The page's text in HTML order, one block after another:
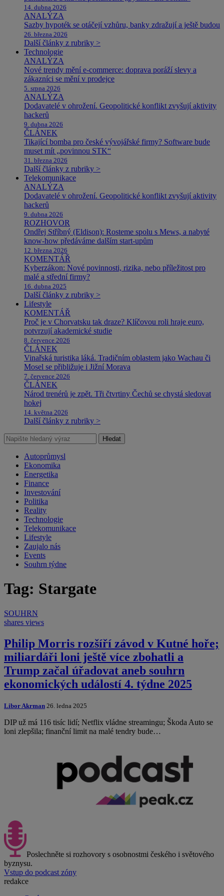
14. dubna 2026
ANALÝZA
Sazby hypoték se otáčejí vzhůru, banky zdražují a ještě budou
26. března 2026
Další články z rubriky >
Technologie
ANALÝZA
Nové trendy mění e-commerce: doprava poráží slevy a
zákazníci se mění v prodejce
5. srpna 2026
ANALÝZA
Dodavatelé v ohrožení. Geopolitické konflikt zvyšují aktivity
hackerů
9. dubna 2026
ČLÁNEK
Tikající bomba pro české vývojářské firmy? Software bude
muset mít „povinnou STK“
31. března 2026
Další články z rubriky >
Telekomunikace
ANALÝZA
Dodavatelé v ohrožení. Geopolitické konflikt zvyšují aktivity
hackerů
9. dubna 2026
ROZHOVOR
Ondřej Stříbný (Eldison): Rosteme spolu s Mews, a nabyté
know-how předáváme dalším start-upům
12. března 2026
KOMENTÁŘ
Kyberzákon: Nové povinnosti, rizika, nebo příležitost pro
malé a střední firmy?
16. dubna 2025
Další články z rubriky >
Lifestyle
KOMENTÁŘ
Proč je v Chorvatsku tak draze? Klíčovou roli hraje euro,
potvrzují akademické studie
8. července 2026
ČLÁNEK
Vinařská turistika láká. Tradičním oblastem jako Wachau či
Mosel se přibližuje i Jižní Morava
7. července 2026
ČLÁNEK
Národ trenérů je zpět. Tři čtvrtiny Čechů se chystá sledovat
hokej
14. května 2026
Další články z rubriky >
Hledat
Autoprůmysl
Ekonomika
Energetika
Finance
Investování
Politika
Reality
Technologie
Telekomunikace
Lifestyle
Zaujalo nás
Events
Souhrn týdne
Tag: Stargate
SOUHRN
shares views
Philip Morris rozšíří závod v Kutné hoře;
miliardáři loni ještě více zbohatli a
Trump začal úřadovat aneb souhrn
ekonomických událostí 4. týdne 2025
Libor Akrman 26. ledna 2025
DIP už má 116 tisíc lidí; Netflix vládne streamingu; Škoda Auto se
loni zlepšila; finanční limit na malé tendry bude…
Poslechněte si rozhovory s osobnostmi českého i světového
byznysu.
Vstup do podcast zóny
redakce